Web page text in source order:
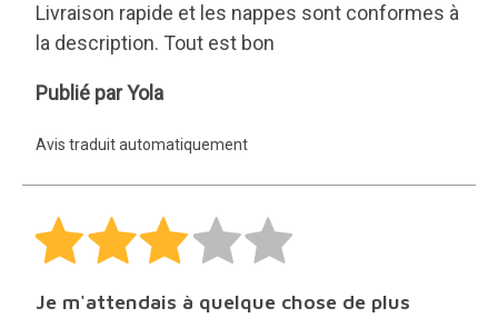
Livraison rapide et les nappes sont conformes à
la description. Tout est bon
Yola
Publié par Yola
Avis traduit automatiquement
Je m'attendais à quelque chose de plus